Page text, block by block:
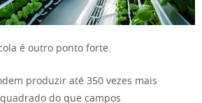
é outro ponto forte.
produzir até 350 vezes mais
do que campos